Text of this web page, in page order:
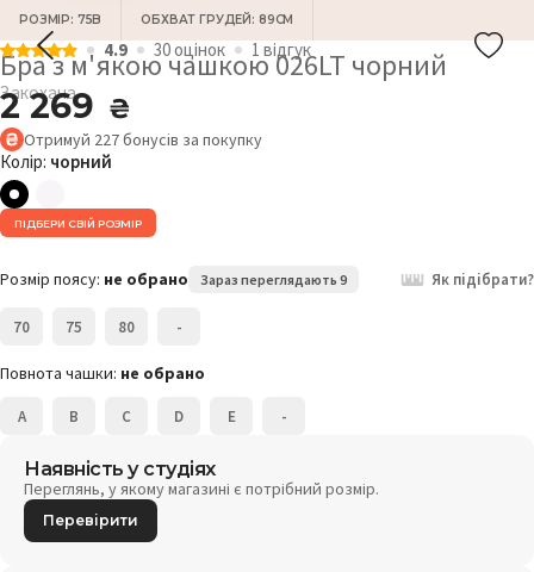
РОЗМІР: 75B ОБХВАТ ГРУДЕЙ: 89СМ
4.9 30 оцiнок 1 відгук
Бра з м'якою чашкою 026LT чорний
Закохана
2 269 ₴
Отримуй 227бонусів за покупку
Колір: чорний
ПІДБЕРИ СВІЙ РОЗМІР
Розмір поясу: не обрано Зараз переглядають 9 Як підібрати?
70 75 80 -
Повнота чашки: не обрано
A B C D E -
Наявність у студіях
Переглянь, у якому магазині є потрібний розмір.
Перевірити